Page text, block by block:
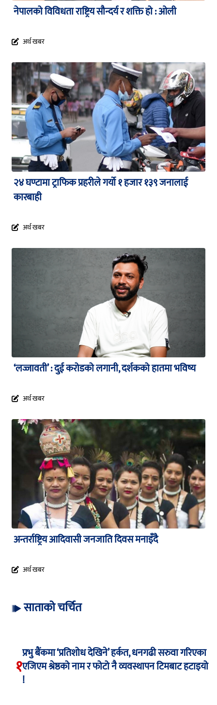
नेपालको विविधता राष्ट्रिय सौन्दर्य र शक्ति हो : ओली
अर्थ खबर
२४ घण्टामा ट्राफिक प्रहरीले गर्यो १ हजार १३९ जनालाई
कारबाही
अर्थ खबर
‘लज्जावती’ : दुई करोडको लगानी, दर्शकको हातमा भविष्य
अर्थ खबर
अन्तर्राष्ट्रिय आदिवासी जनजाति दिवस मनाइँदै
अर्थ खबर
साताको चर्चित
१
प्रभु बैंकमा ‘प्रतिशोध देखिने’ हर्कत, धनगढी सरुवा गरिएका
एजिएम श्रेष्ठको नाम र फोटो नै व्यवस्थापन टिमबाट हटाइयो
!